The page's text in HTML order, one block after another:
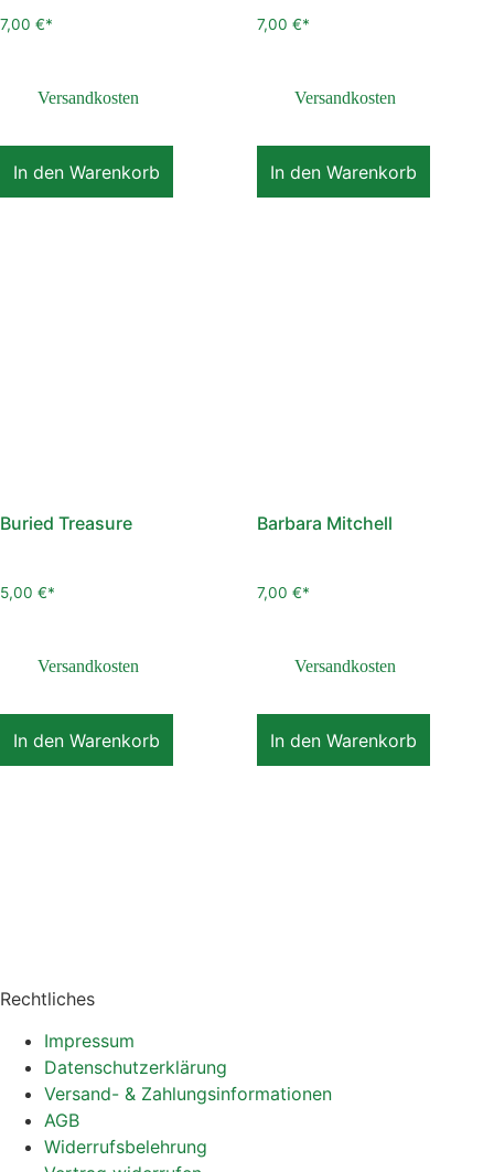
7,00 €
Versandkosten
In den Warenkorb
7,00 €
Versandkosten
In den Warenkorb
Buried Treasure
5,00 €
Versandkosten
In den Warenkorb
Barbara Mitchell
7,00 €
Versandkosten
In den Warenkorb
Rechtliches
Impressum
Datenschutzerklärung
Versand- & Zahlungsinformationen
AGB
Widerrufsbelehrung